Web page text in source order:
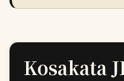
Kosakata